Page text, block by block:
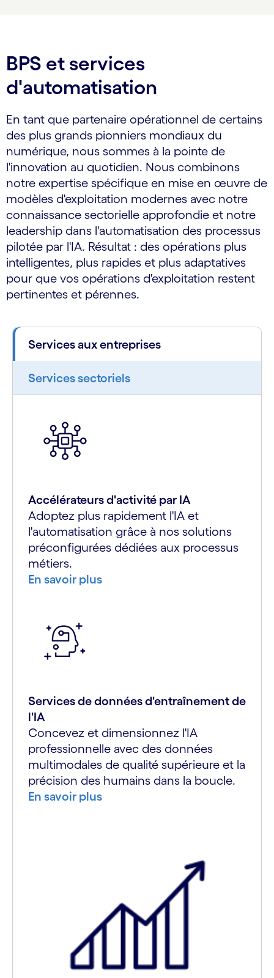
BPS et services
d'automatisation
En tant que partenaire opérationnel de certains
des plus grands pionniers mondiaux du
numérique, nous sommes à la pointe de
l'innovation au quotidien. Nous combinons
notre expertise spécifique en mise en œuvre de
modèles d'exploitation modernes avec notre
connaissance sectorielle approfondie et notre
leadership dans l'automatisation des processus
pilotée par l'IA. Résultat : des opérations plus
intelligentes, plus rapides et plus adaptatives
pour que vos opérations d'exploitation restent
pertinentes et pérennes.
Services aux entreprises
Services sectoriels
Accélérateurs d'activité par IA
Adoptez plus rapidement l'IA et
l'automatisation grâce à nos solutions
préconfigurées dédiées aux processus
métiers.
En savoir plus
Services de données d'entraînement de
l'IA
Concevez et dimensionnez l'IA
professionnelle avec des données
multimodales de qualité supérieure et la
précision des humains dans la boucle.
En savoir plus